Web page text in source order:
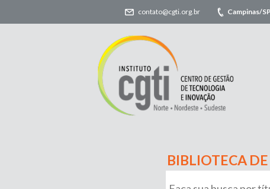
contato@cgti.org.br Campinas/
BIBLIOTECA